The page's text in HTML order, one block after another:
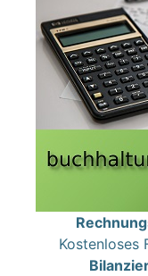
Kostenloses